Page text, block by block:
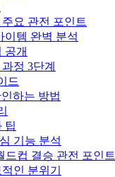
요 관전 포인트
이템 완벽 분석
공개
정 3단계
드
하는 방법
팁
기능 분석
드컵 결승 관전 포인트
인 분위기